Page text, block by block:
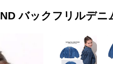
バックフリルデニ